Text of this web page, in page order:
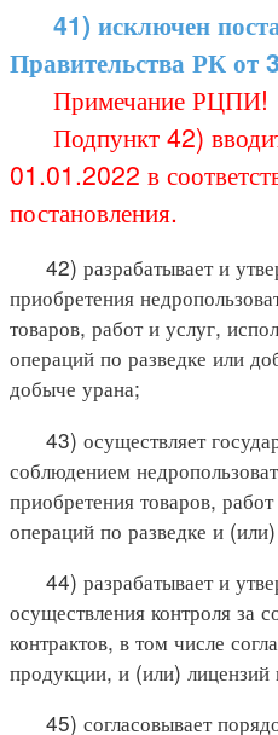
41) исключен
Правительства РК от
Примечание РЦПИ!
Подпункт 42)
01.01.2022 в
постановления.
42) разрабатывает и
приобретения
товаров, работ и услуг,
операций по разведке или
добыче урана;
43) осуществляет
соблюдением
приобретения товаров,
операций по разведке и
44) разрабатывает и
осуществления контроля за
контрактов, в том числе
продукции, и (или) лицензий
45) согласовывает